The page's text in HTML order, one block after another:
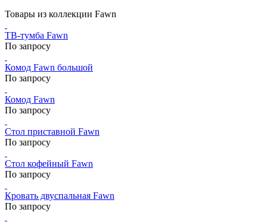
Товары из коллекции Fawn
ТВ-тумба Fawn
По запросу
Комод Fawn большой
По запросу
Комод Fawn
По запросу
Стол приставной Fawn
По запросу
Стол кофейный Fawn
По запросу
Кровать двуспальная Fawn
По запросу